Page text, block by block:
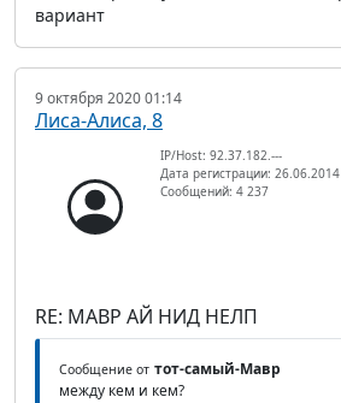
вариант
9 октября 2020 01:14
Лиса-Алиса, 8
IP/Host: 92.37.182.---
Дата регистрации: 26.06.2014
Сообщений: 4 237
RE: МАВР АЙ НИД НЕЛП
Сообщение от тот-самый-Мавр
между кем и кем?